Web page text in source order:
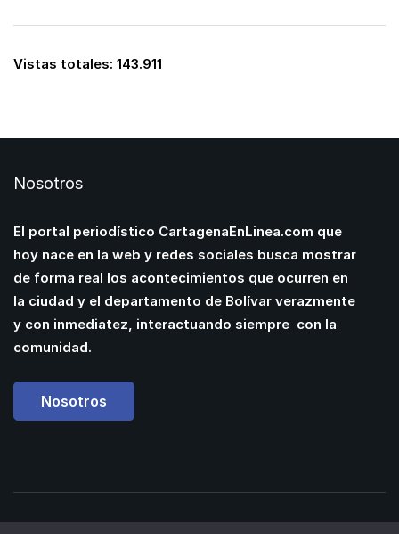
Vistas totales: 143.911
Nosotros
El portal periodístico CartagenaEnLinea.com que
hoy nace en la web y redes sociales busca mostrar
de forma real los acontecimientos que ocurren en
la ciudad y el departamento de Bolívar verazmente
y con inmediatez, interactuando siempre con la
comunidad.
Nosotros